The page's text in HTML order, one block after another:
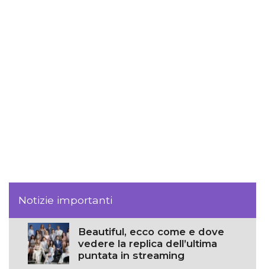
Notizie importanti
Beautiful, ecco come e dove
vedere la replica dell’ultima
puntata in streaming